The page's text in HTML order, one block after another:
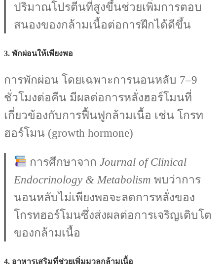
ปริมาณโปรตีนที่สูงขึ้นช่วยเพิ่มการตอบ
สนองของกล้ามเนื้อต่อการฝึกได้ดีขึ้น
3. พักผ่อนให้เพียงพอ
การพักผ่อน โดยเฉพาะการนอนหลับ 7–9
ชั่วโมงต่อคืน มีผลต่อการหลั่งฮอร์โมนที่
เกี่ยวข้องกับการฟื้นฟูกล้ามเนื้อ เช่น โกรท
ฮอร์โมน (growth hormone)
การศึกษาจากJournal of Clinical
Endocrinology & Metabolism พบว่าการ
นอนหลับไม่เพียงพอจะลดการหลั่งของ
โกรทฮอร์โมนซึ่งส่งผลต่อการเจริญเติบโต
ของกล้ามเนื้อ
4. อาหารเสริมที่ช่วยเพิ่มมวลกล้ามเนื้อ